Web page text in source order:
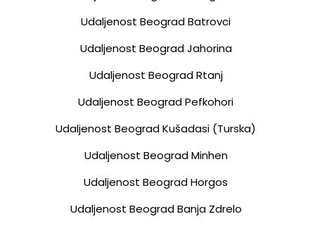
Udaljenost Beograd Batrovci
Udaljenost Beograd Jahorina
Udaljenost Beograd Rtanj
Udaljenost Beograd Pefkohori
Udaljenost Beograd Kušadasi (turska)
Udaljenost Beograd Minhen
Udaljenost Beograd Horgos
Udaljenost Beograd Banja Zdrelo